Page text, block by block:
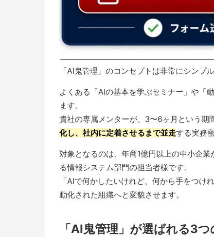
「AI鬼管理」のコンセプトは非常にシンプル
よくある「AIの基本を学ぶセミナー」や「
ます。
貴社の専属メンターが、3〜6ヶ月という期
化し、社内に定着させるまで並走する実務
対象となるのは、年商1億円以上の中小企
る情報システム部門の担当者様です。
「AIで何かしたいけれど、何から手をつ
動化された組織へと変貌させます。
「AI鬼管理」が選ばれる3